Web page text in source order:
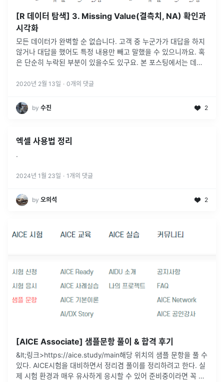
[R 데이터 탐색] 3. Missing Value(결측치, NA) 확인과
시각화
모든 데이터가 완벽할 순 없습니다. 고객 중 누군가가 대답을 하지
않거나 대답을 했어도 특정 내용만 빼고 말했을 수 있으니까요. 혹
은 단순히 누락된 부분이 있을수도 있구요. 본 포스팅에서는 데이
였습니다....
2020년 2월 13일 · 0개의 댓글
by 수진 2
엑셀 사용법 정리
.
2024년 1월 23일 · 1 개의 댓글
by 오의석 2
[AICE Associate] 샘플문항 풀이 & 합격 후기
&lt;링크>https://aice.study/main해당 위치의 샘플 문항을 풀 수
있다. AICE시험을 대비하면서 정리겸 풀이를 정리하려고 한다. 실
제 시험 환경과 매우 유사하게 응시할 수 있어 준비중이라면 꼭 풀